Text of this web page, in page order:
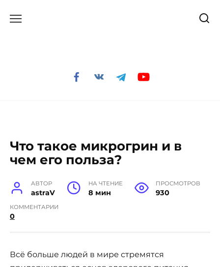
Что такое микрогрин и в
чем его польза?
АВТОР
astraV
НА ЧТЕНИЕ
8 мин
ПРОСМОТРОВ
930
КОММЕНТАРИИ
0
Всё больше людей в мире стремятся